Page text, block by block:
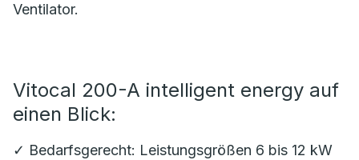
Ventilator.
Vitocal 200-A intelligent energy auf
einen Blick:
✓ Bedarfsgerecht: Leistungsgrößen 6 bis 12 kW